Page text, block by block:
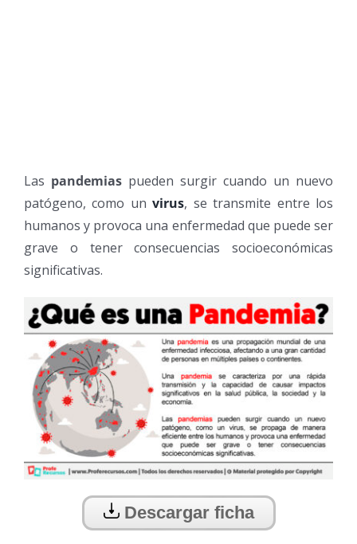
Las pandemias pueden surgir cuando un nuevo
patógeno, como unvirus, se transmite entre los
humanos y provoca una enfermedad que puede ser
grave o tener consecuencias socioeconómicas
significativas.
Descargar ficha